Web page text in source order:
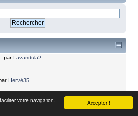
Accepter !
votre navigation.
par
Lavandula2
Hervé35
parsylvia